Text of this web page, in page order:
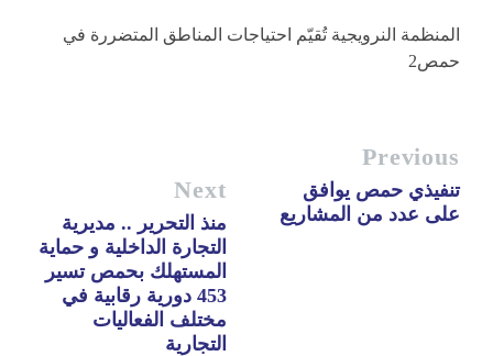
المنظمة النرويجية تُقيّم احتياجات المناطق المتضررة في
حمص2
Previous
تنفيذي حمص يوافق
على عدد من المشاريع
Next
منذ التحرير .. مديرية
التجارة الداخلية و حماية
المستهلك بحمص تسير
453 دورية رقابية في
مختلف الفعاليات
التجارية